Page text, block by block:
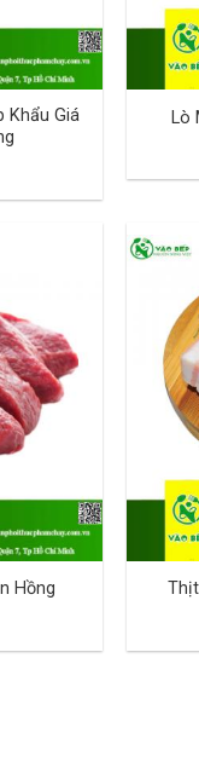
Khẩu Giá
Lò
Hồng